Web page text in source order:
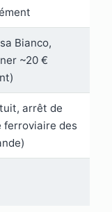
Bianco,
~20 €
arrêt de
ferroviaire des